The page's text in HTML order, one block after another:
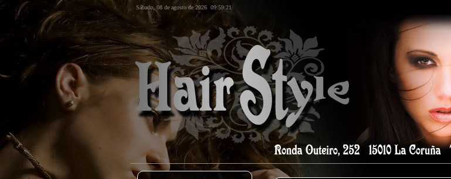
Sábado, 08 de agosto de 2026 09:59:21